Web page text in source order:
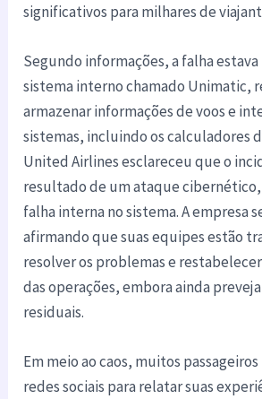
significativos para milhares de
Segundo informações, a falha
sistema interno chamado Unimatic,
armazenar informações de voos e
sistemas, incluindo os calculadores
United Airlines esclareceu que o
resultado de um ataque cibernético,
falha interna no sistema. A empresa
afirmando que suas equipes estão
resolver os problemas e
das operações, embora ainda
residuais.
Em meio ao caos, muitos
redes sociais para relatar suas